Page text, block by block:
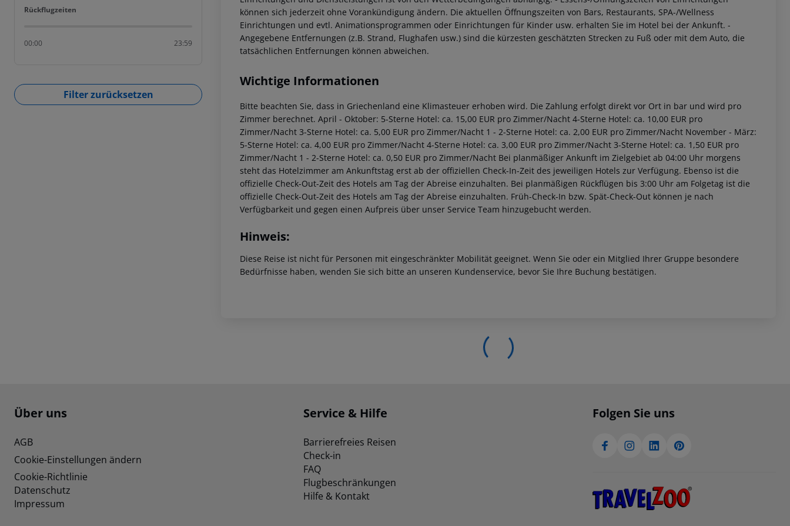
Rückflugzeiten
Rückflugzeiten
00:00 23:59
Filter zurücksetzen
können sich jederzeit ohne Vorankündigung ändern. Die aktuellen Öffnungszeiten von Bars, Restaurants, SPA-/Wellness
Einrichtungen und evtl. Animationsprogrammen oder Einrichtungen für Kinder usw. erhalten Sie im Hotel bei der Ankunft. -
Angegebene Entfernungen (z.B. Strand, Flughafen usw.) sind die kürzesten geschätzten Strecken zu Fuß oder mit dem Auto, die
tatsächlichen Entfernungen können abweichen.
Wichtige Informationen
Bitte beachten Sie, dass in Griechenland eine Klimasteuer erhoben wird. Die Zahlung erfolgt direkt vor Ort in bar und wird pro
Zimmer berechnet. April - Oktober: 5-Sterne Hotel: ca. 15,00 EUR pro Zimmer/Nacht 4-Sterne Hotel: ca. 10,00 EUR pro
Zimmer/Nacht 3-Sterne Hotel: ca. 5,00 EUR pro Zimmer/Nacht 1 - 2-Sterne Hotel: ca. 2,00 EUR pro Zimmer/Nacht November - März:
5-Sterne Hotel: ca. 4,00 EUR pro Zimmer/Nacht 4-Sterne Hotel: ca. 3,00 EUR pro Zimmer/Nacht 3-Sterne Hotel: ca. 1,50 EUR pro
Zimmer/Nacht 1 - 2-Sterne Hotel: ca. 0,50 EUR pro Zimmer/Nacht Bei planmäßiger Ankunft im Zielgebiet ab 04:00 Uhr morgens
steht das Hotelzimmer am Ankunftstag erst ab der offiziellen Check-In-Zeit des jeweiligen Hotels zur Verfügung. Ebenso ist die
offizielle Check-Out-Zeit des Hotels am Tag der Abreise einzuhalten. Bei planmäßigen Rückflügen bis 3:00 Uhr am Folgetag ist die
offizielle Check-Out-Zeit des Hotels am Tag der Abreise einzuhalten. Früh-Check-In bzw. Spät-Check-Out können je nach
Verfügbarkeit und gegen einen Aufpreis über unser Service Team hinzugebucht werden.
Hinweis:
Diese Reise ist nicht für Personen mit eingeschränkter Mobilität geeignet. Wenn Sie oder ein Mitglied Ihrer Gruppe besondere
Bedürfnisse haben, wenden Sie sich bitte an unseren Kundenservice, bevor Sie Ihre Buchung bestätigen.
Footer navigation
Über uns
AGB
Cookie-Einstellungen ändern
Cookie-Richtlinie
Datenschutz
Impressum
Service & Hilfe
Barrierefreies Reisen
Check-in
FAQ
Flugbeschränkungen
Hilfe & Kontakt
Folgen Sie uns